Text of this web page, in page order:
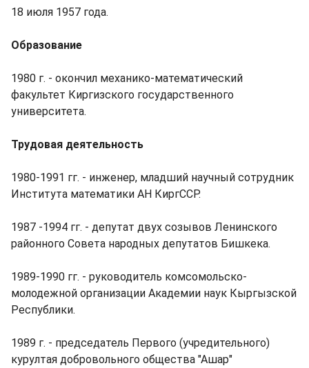
18 июля 1957 года.
Образование
1980 г. - окончил механико-математический
факультет Киргизского государственного
университета.
Трудовая деятельность
1980-1991 гг. - инженер, младший научный сотрудник
Института математики АН КиргССР.
1987 -1994 гг. - депутат двух созывов Ленинского
районного Совета народных депутатов Бишкека.
1989-1990 гг. - руководитель комсомольско-
молодежной организации Академии наук Кыргызской
Республики.
1989 г. - председатель Первого (учредительного)
курултая добровольного общества "Ашар"